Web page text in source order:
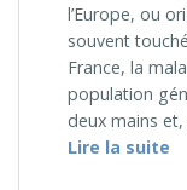
l’Europe, ou
souvent
France, la
population
deux mains
Lire la suite